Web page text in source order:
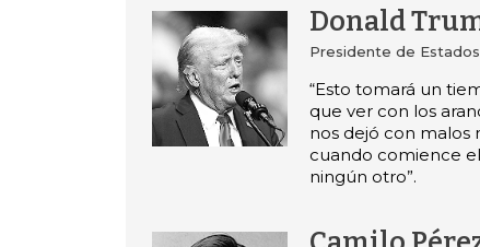
Donald
Presidente de
“Esto tomará un
que ver con los
nos dejó con malos
cuando comience
ningún otro”.